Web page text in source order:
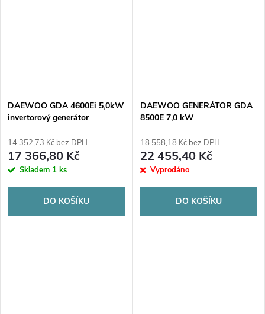
DAEWOO GDA 4600Ei 5,0kW
invertorový generátor
14 352,73 Kč bez DPH
17 366,80 Kč
Skladem 1 ks
DO KOŠÍKU
DAEWOO GENERÁTOR GDA
8500E 7,0 kW
18 558,18 Kč bez DPH
22 455,40 Kč
Vyprodáno
DO KOŠÍKU